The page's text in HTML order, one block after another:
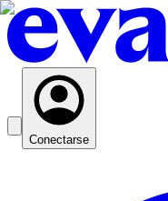
Conectarse